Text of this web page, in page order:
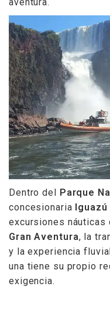
Dentro del Parque
concesionaria
excursiones
Gran Aventura, la
y la experiencia
una tiene su propio
exigencia.